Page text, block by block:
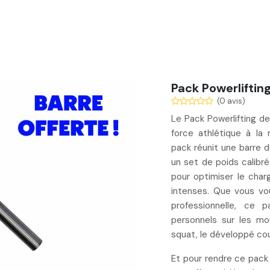
Pack Powerlifting
(0 avis)
Le Pack Powerlifting
force athlétique à la
pack réunit une barre
un set de poids
pour optimiser le
intenses. Que vous
professionnelle, ce
personnels sur les
squat, le développé
Et pour rendre ce